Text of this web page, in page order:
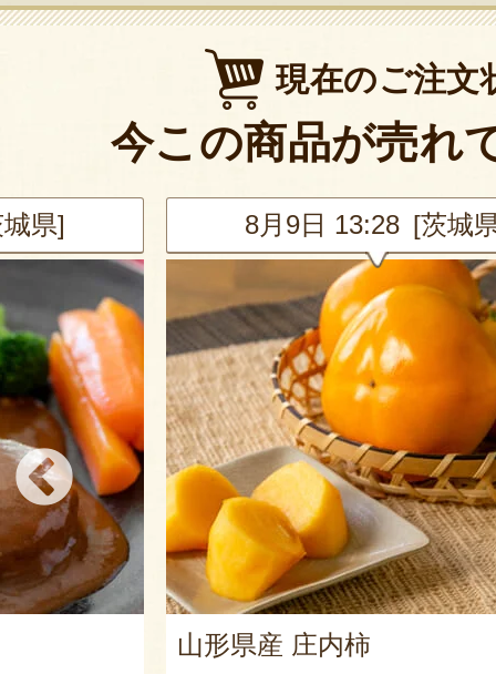
現在のご注文
今この商品が売れ
県] 8月9日 13:28 [茨城
山形県産 庄内柿